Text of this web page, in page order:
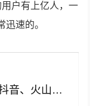
户有上亿人，一
速的。
短视频领域 :未来短视频领域会被抖音、火山小视频、西瓜视频一统天下吗？